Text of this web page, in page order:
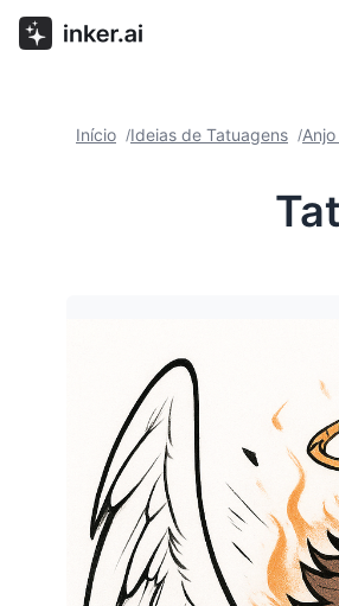
Início /Ideias de Tatuagens /